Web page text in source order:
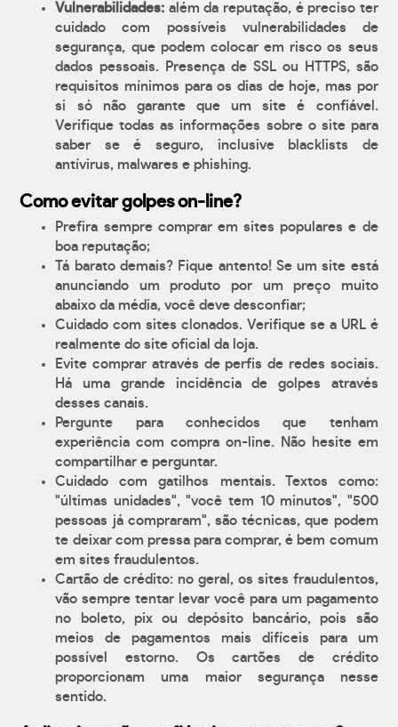
Vulnerabilidades: além da reputação, é preciso ter
cuidado com possíveis vulnerabilidades de
segurança, que podem colocar em risco os seus
dados pessoais. Presença de SSL ou HTTPS, são
requisitos mínimos para os dias de hoje, mas por
si só não garante que um site é confiável.
Verifique todas as informações sobre o site para
saber se é seguro, inclusive blacklists de
antívirus, malwares e phishing.
Como evitar golpes on-line?
Prefira sempre comprar em sites populares e de
boa reputação;
Tá barato demais? Fique antento! Se um site está
anunciando um produto por um preço muito
abaixo da média, você deve desconfiar;
Cuidado com sites clonados. Verifique se a URL é
realmente do site oficial da loja.
Evite comprar através de perfis de redes sociais.
Há uma grande incidência de golpes através
desses canais.
Pergunte para conhecidos que tenham
experiência com compra on-line. Não hesite em
compartilhar e perguntar.
Cuidado com gatilhos mentais. Textos como:
"últimas unidades", "você tem 10 minutos", "500
pessoas já compraram", são técnicas, que podem
te deixar com pressa para comprar, é bem comum
em sites fraudulentos.
Cartão de crédito: no geral, os sites fraudulentos,
vão sempre tentar levar você para um pagamento
no boleto, pix ou depósito bancário, pois são
meios de pagamentos mais difíceis para um
possível estorno. Os cartões de crédito
proporcionam uma maior segurança nesse
sentido.